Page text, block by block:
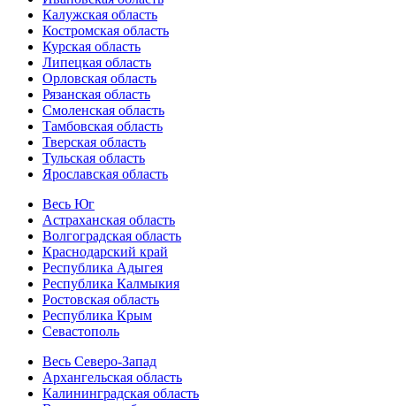
Калужская область
Костромская область
Курская область
Липецкая область
Орловская область
Рязанская область
Смоленская область
Тамбовская область
Тверская область
Тульская область
Ярославская область
Весь Юг
Астраханская область
Волгоградская область
Краснодарский край
Республика Адыгея
Республика Калмыкия
Ростовская область
Республика Крым
Севастополь
Весь Северо-Запад
Архангельская область
Калининградская область